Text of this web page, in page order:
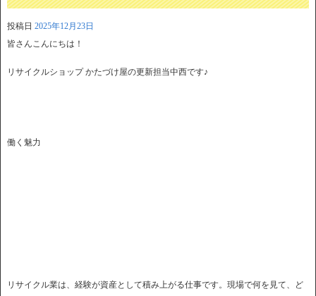
投稿日 2025年12月23日
皆さんこんにちは！
リサイクルショップ かたづけ屋の更新担当中西です♪
働く魅力
リサイクル業は、経験が資産として積み上がる仕事です。現場で何を見て、ど